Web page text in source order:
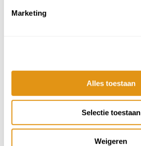
Marketing
Alles toestaan
Selectie toestaan
Weigeren
Villa Montalbano - Toscane
€399 p.p.